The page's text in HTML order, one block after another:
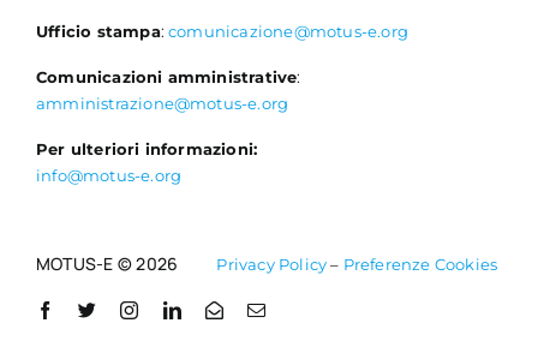
Ufficio stampa:comunicazione@motus-e.org
Comunicazioni amministrative:
amministrazione@motus-e.org
Per ulteriori informazioni:
info@motus-e.org
MOTUS-E © 2026 Privacy Policy– Preferenze Cookies